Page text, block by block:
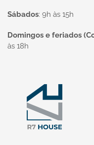
Sábados: 9h às 15h
Domingos e feriados
às 18h